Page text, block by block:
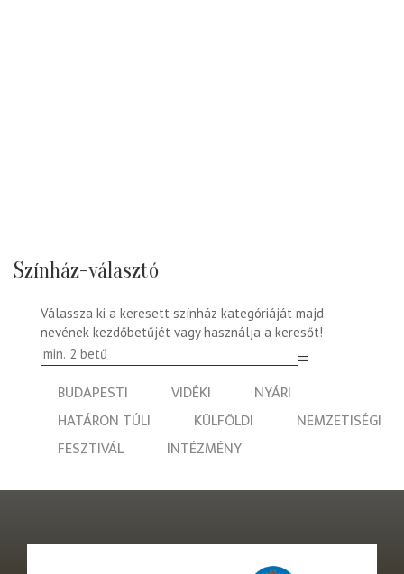
Színház-választó
Válassza ki a keresett színház kategóriáját majd
nevének kezdőbetűjét vagy használja a keresőt!
BUDAPESTI VIDÉKI
NYÁRI
HATÁRON TÚLI
KÜLFÖLDI
NEMZETISÉGI
FESZTIVÁL
INTÉZMÉNY